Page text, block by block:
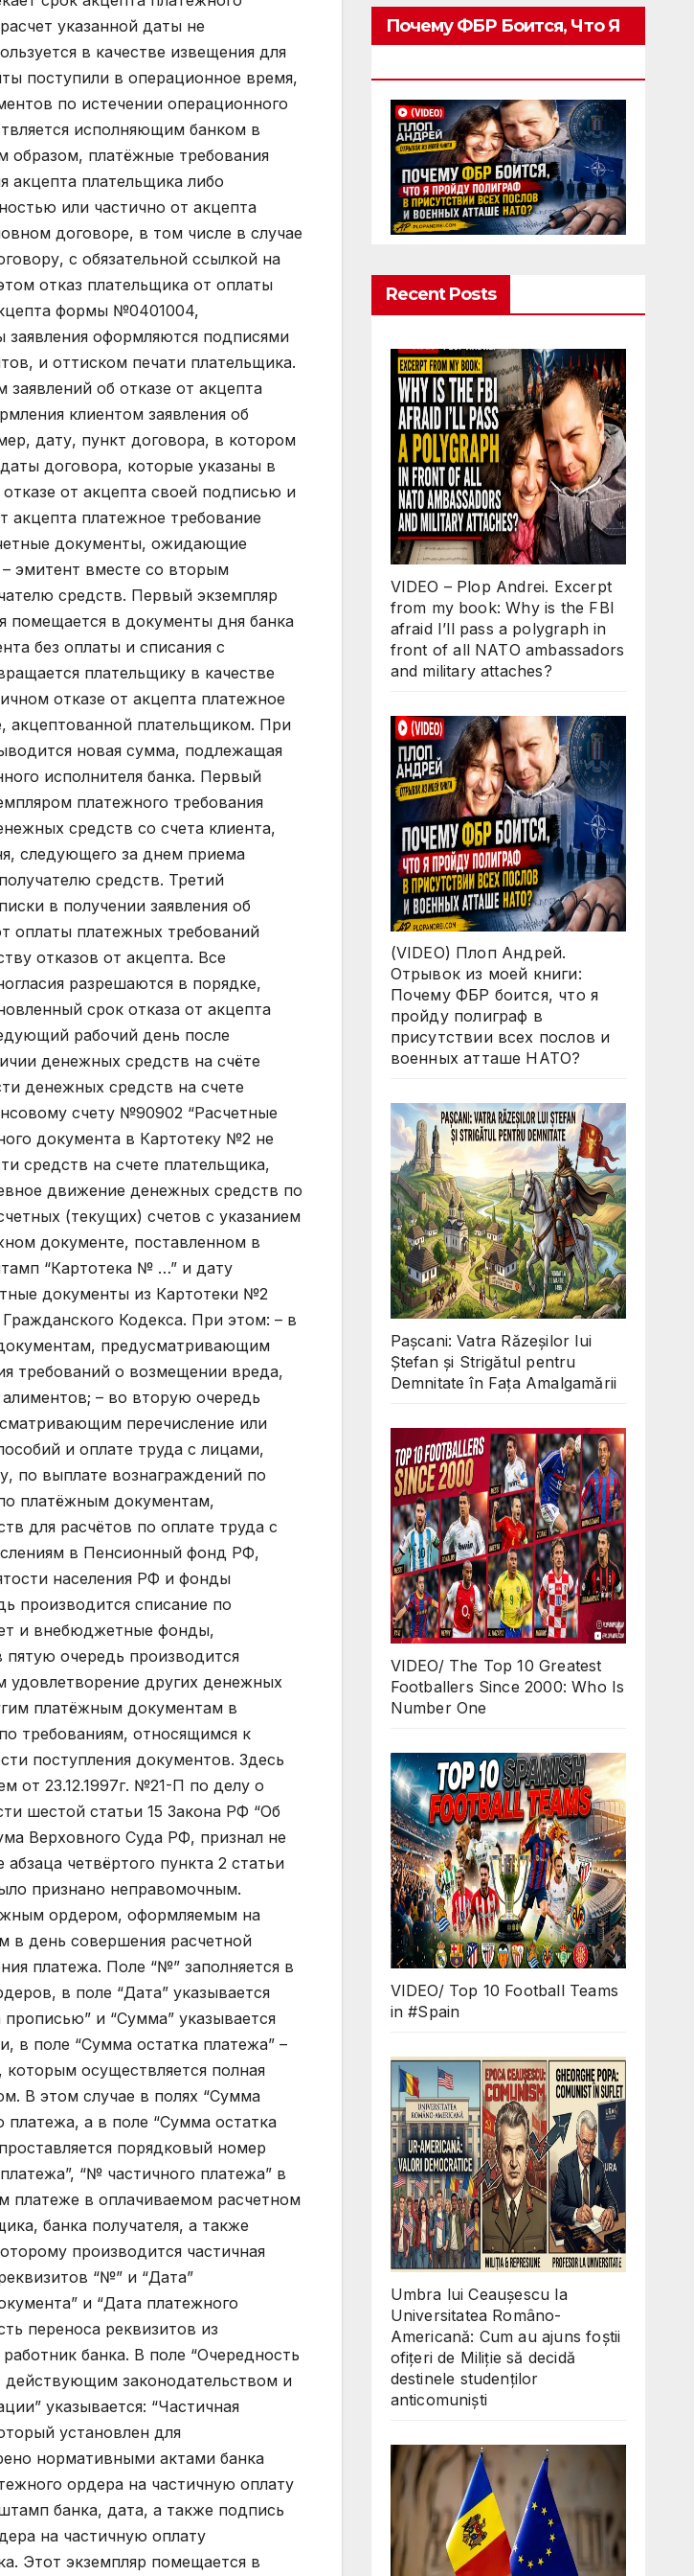
Почему ФБР Боится, Что Я
Recent Posts
VIDEO – Plop Andrei. Excerpt
from my book: Why is the FBI
afraid I’ll pass a polygraph in
front of all NATO ambassadors
and military attaches?
(VIDEO) Плоп Андрей.
Отрывок из моей книги:
Почему ФБР боится, что я
пройду полиграф в
присутствии всех послов и
военных атташе НАТО?
Pașcani: Vatra Răzeșilor lui
Ștefan și Strigătul pentru
Demnitate în Fața Amalgamării
VIDEO/ The Top 10 Greatest
Footballers Since 2000: Who Is
Number One
VIDEO/ Top 10 Football Teams
in #Spain
Umbra lui Ceaușescu la
Universitatea Româno-
Americană: Cum au ajuns foștii
ofițeri de Miliție să decidă
destinele studenților
anticomuniști